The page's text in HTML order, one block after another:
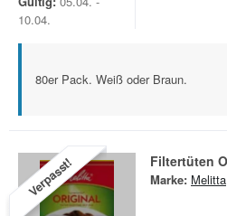
10.04.
80er Pack. Weiß oder Braun.
Verpasst! Filtertüten
Marke: Melitta